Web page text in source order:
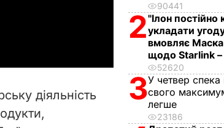
діяльність
90441
2"Ілон
укладати
вмовляє
щодо Starlink
52620
3У четвер спека
свого
легше
23186